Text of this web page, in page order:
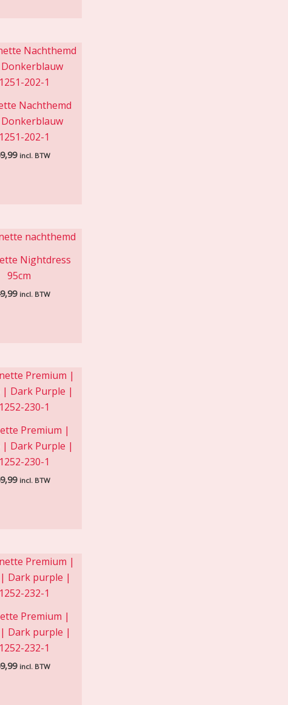
Nachthemd
Donkerblauw
202-1
incl. BTW
Nightdress
95cm
incl. BTW
Premium |
| Dark Purple |
230-1
incl. BTW
Premium |
| Dark purple |
232-1
incl. BTW